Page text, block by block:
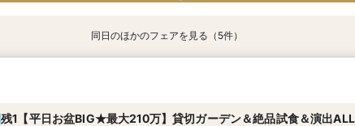
9:00〜
14:30〜
9:00〜
14:30〜
10:00〜
15:00〜
9:00〜
14:30〜
10:00〜 15:00〜
同日のほかのフェアを見る（5件）
残1【平日お盆BIG★最大210万】貸切ガーデン＆絶品試食＆演出